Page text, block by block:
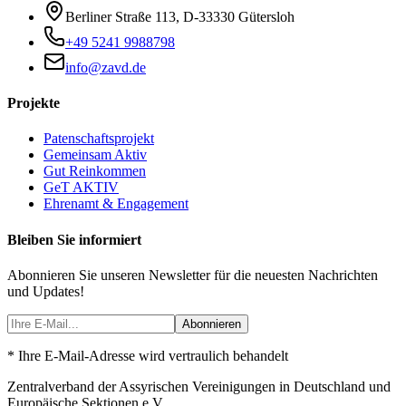
Berliner Straße 113, D-33330 Gütersloh
+49 5241 9988798
info@zavd.de
Projekte
Patenschaftsprojekt
Gemeinsam Aktiv
Gut Reinkommen
GeT AKTIV
Ehrenamt & Engagement
Bleiben Sie informiert
Abonnieren Sie unseren Newsletter für die neuesten Nachrichten
und Updates!
Abonnieren
* Ihre E-Mail-Adresse wird vertraulich behandelt
Zentralverband der Assyrischen Vereinigungen in Deutschland und
Europäische Sektionen e.V.